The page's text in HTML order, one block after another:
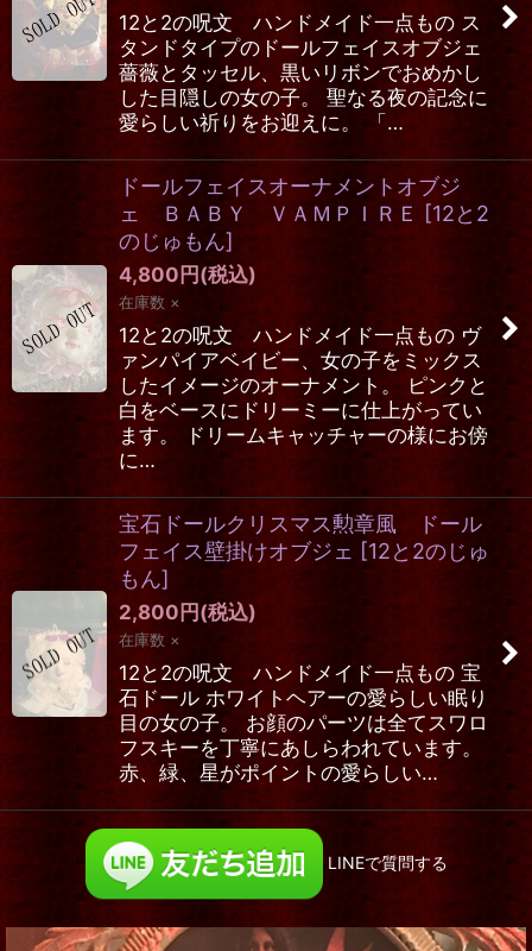
12と2の呪文 ハンドメイド一点もの ス
タンドタイプのドールフェイスオブジェ
薔薇とタッセル、黒いリボンでおめかし
した目隠しの女の子。 聖なる夜の記念に
愛らしい祈りをお迎えに。 「…
ドールフェイスオーナメントオブジ
ェ ＢＡＢＹ ＶＡＭＰＩＲＥ
[12と2
のじゅもん]
4,800 円 (税込)
在庫数 ×
12と2の呪文 ハンドメイド一点もの ヴ
ァンパイアベイビー、女の子をミックス
したイメージのオーナメント。 ピンクと
白をベースにドリーミーに仕上がってい
ます。 ドリームキャッチャーの様にお傍
に…
宝石ドールクリスマス勲章風 ドール
フェイス壁掛けオブジェ [12と2のじゅ
もん]
2,800 円 (税込)
在庫数 ×
12と2の呪文 ハンドメイド一点もの 宝
石ドール ホワイトヘアーの愛らしい眠り
目の女の子。 お顔のパーツは全てスワロ
フスキーを丁寧にあしらわれています。
赤、緑、星がポイントの愛らしい…
LINEで質問する